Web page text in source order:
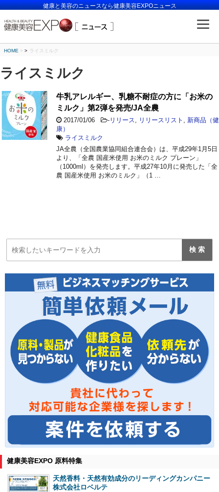
健康と美容のニュースなら健康美容EXPOニュース
HOME > ライスミルク
ライスミルク
牛乳アレルギー、乳糖不耐症の方に「お米の
ミルク」第2弾を発売/JA全農
2017/01/06 - リリース リリースリスト
新商品（健
康）
ライスミルク
JA全農（全国農業協同組合連合会）は、平成29年1月5日
より、「全農 国産米使用 お米のミルク プレーン」
（1000ml）を発売します。平成27年10月に発売した「全
農 国産米使用 お米のミルク」（1 …
健康美容EXPO 原料特集
天然香料・天然有効成分のリーディングカンパニー
株式会社ロベルテ